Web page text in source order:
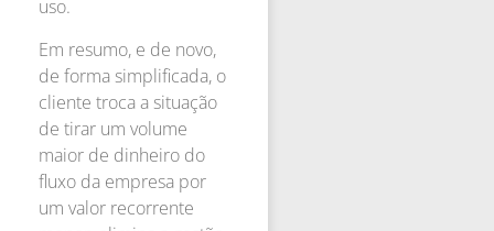
uso.
Em resumo, e de novo,
de forma simplificada, o
cliente troca a situação
de tirar um volume
maior de dinheiro do
fluxo da empresa por
um valor recorrente